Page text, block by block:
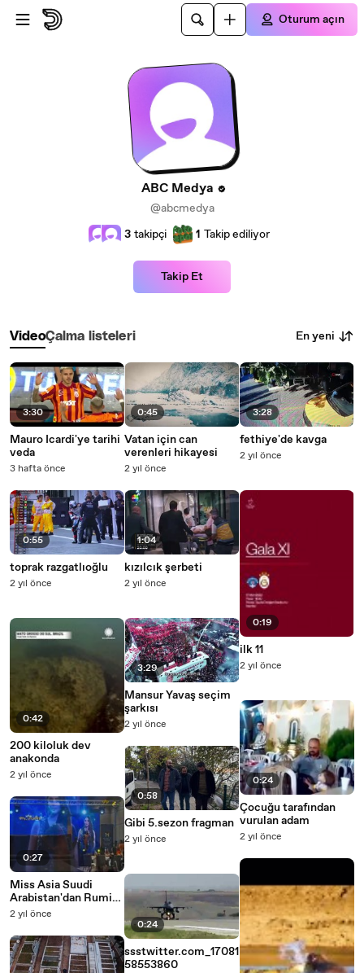
Ana içeriğe atla
Oturum açın
ABC Medya
@abcmedya
3 takipçi 1 Takip ediliyor
Takip Et
VideoÇalma listeleri En yeni
3:30
Mauro Icardi'ye tarihi
veda
3 hafta önce
0:55
toprak razgatlıoğlu
2 yıl önce
0:42
200 kiloluk dev
anakonda
2 yıl önce
0:27
Miss Asia Suudi
Arabistan'dan Rumi
Al-Qahtani
2 yıl önce
0:45
Vatan için can
verenleri hikayesi
2 yıl önce
1:04
kızılcık şerbeti
2 yıl önce
3:29
Mansur Yavaş seçim
şarkısı
2 yıl önce
0:58
Gibi 5.sezon fragman
2 yıl önce
0:24
ssstwitter.com_17081
58553860
3:28
fethiye'de kavga
2 yıl önce
0:19
ilk 11
2 yıl önce
0:24
Çocuğu tarafından
vurulan adam
2 yıl önce